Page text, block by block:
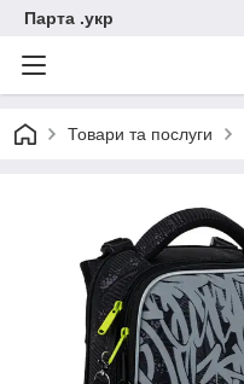
Парта .укр
Товари та послуги